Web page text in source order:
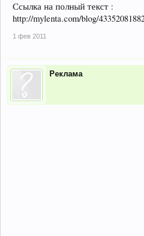
Ссылка на полный текст :
http://mylenta.com/blog/
1 фев 2011
Реклама